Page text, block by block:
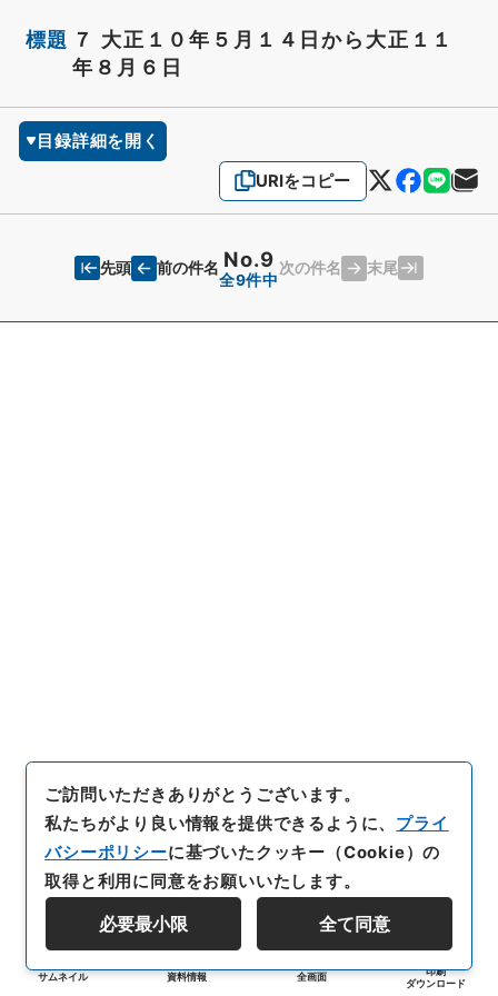
標題 ７ 大正１０年５月１４日から大正１１
年８月６日
目録詳細を開く
URIをコピー
先頭 前の件名 No.9
全9件中
次の件名 末尾
サムネイル 資料情報 全画面
印刷
ダウンロード
ご訪問いただきありがとうございます。
私たちがより良い情報を提供できるように、 プライ
バシーポリシーに基づいたクッキー（Cookie）の
取得と利用に同意をお願いいたします。
必要最小限 全て同意